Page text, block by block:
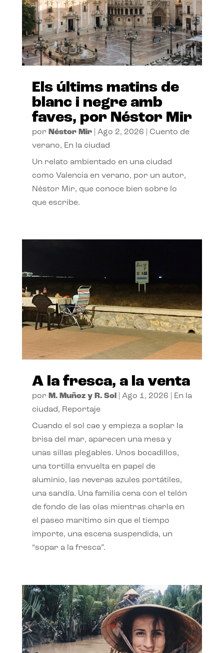
Els últims matins de
blanc i negre amb
faves, por Néstor Mir
por Néstor Mir| Ago 2, 2026
Cuento de
verano, En la ciudad
Un relato ambientado en una ciudad
como Valencia en verano, por un autor,
Néstor Mir, que conoce bien sobre lo
que escribe.
A la fresca, a la venta
por M. Muñoz y R. Sol| Ago 1, 2026
En la
ciudad, Reportaje
Cuando el sol cae y empieza a soplar la
brisa del mar, aparecen una mesa y
unas sillas plegables. Unos bocadillos,
una tortilla envuelta en papel de
aluminio, las neveras azules portátiles,
una sandía. Una familia cena con el telón
de fondo de las olas mientras charla en
el paseo marítimo sin que el tiempo
importe, una escena suspendida, un
“sopar a la fresca”.